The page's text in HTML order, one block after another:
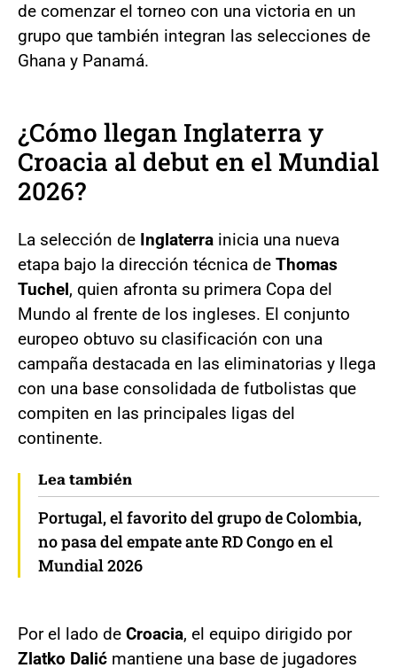
de comenzar el torneo con una victoria en un
grupo que también integran las selecciones de
Ghana y Panamá.
¿Cómo llegan Inglaterra y
Croacia al debut en el Mundial
2026?
La selección de Inglaterra inicia una nueva
etapa bajo la dirección técnica de Thomas
Tuchel, quien afronta su primera Copa del
Mundo al frente de los ingleses. El conjunto
europeo obtuvo su clasificación con una
campaña destacada en las eliminatorias y llega
con una base consolidada de futbolistas que
compiten en las principales ligas del
continente.
Lea también
Portugal, el favorito del grupo de Colombia,
no pasa del empate ante RD Congo en el
Mundial 2026
Por el lado de Croacia, el equipo dirigido por
Zlatko Dalić mantiene una base de jugadores